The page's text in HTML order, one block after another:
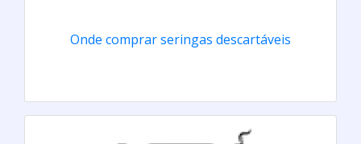
Onde comprar seringas descartáveis